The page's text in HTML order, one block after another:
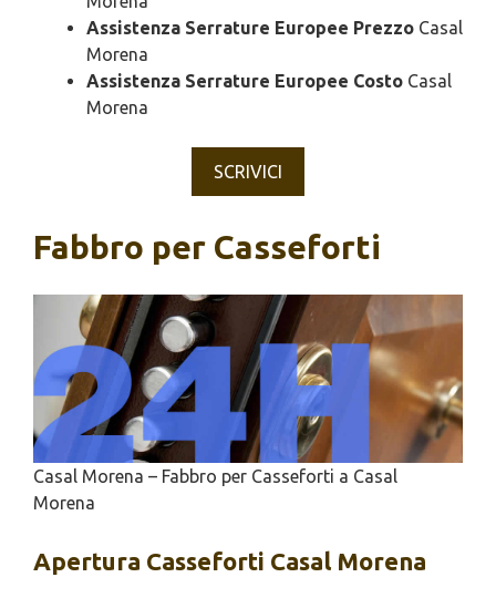
Assistenza Serrature Europee Prezzo Casal
Morena
Assistenza Serrature Europee Costo Casal
Morena
SCRIVICI
Fabbro per Casseforti
Casal Morena – Fabbro per Casseforti a Casal
Morena
Apertura Casseforti Casal Morena